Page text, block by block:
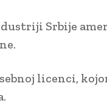
Srbije
licenci,